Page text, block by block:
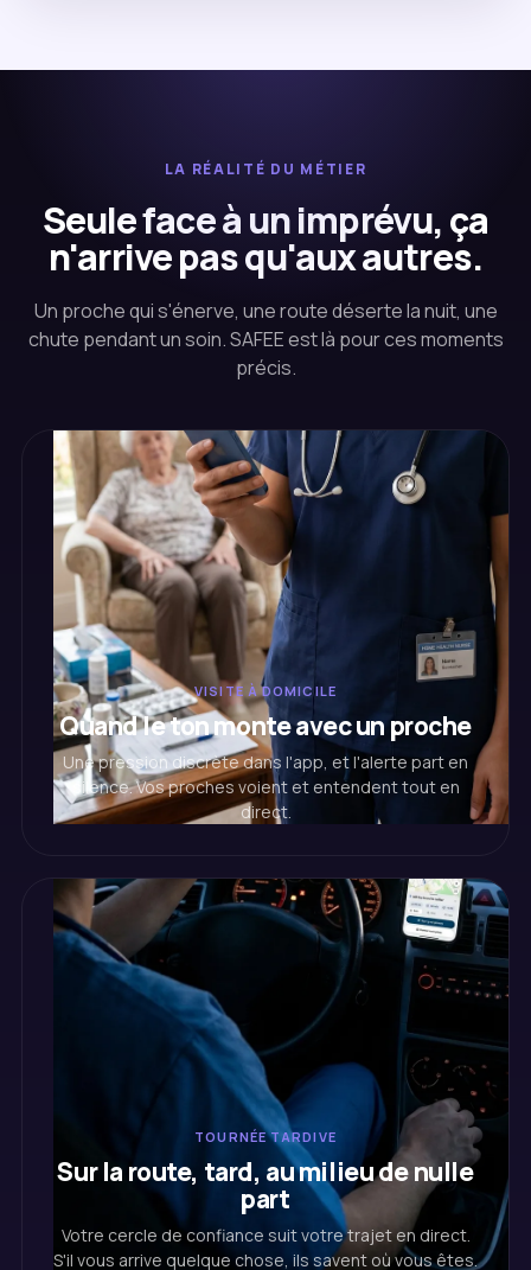
LA RÉALITÉ DU MÉTIER
Seule face à un imprévu, ça
n'arrive pas qu'aux autres.
Un proche qui s'énerve, une route déserte la nuit, une
chute pendant un soin. SAFEE est là pour ces moments
précis.
VISITE À DOMICILE
Quand le ton monte avec un proche
Une pression discrète dans l'app, et l'alerte part en
silence. Vos proches voient et entendent tout en
direct.
TOURNÉE TARDIVE
Sur la route, tard, au milieu de nulle
part
Votre cercle de confiance suit votre trajet en direct.
S'il vous arrive quelque chose, ils savent où vous êtes.